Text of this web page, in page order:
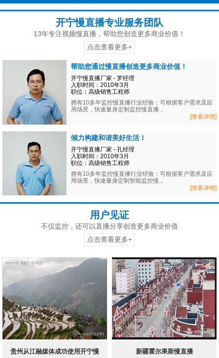
开宁慢直播专业服务团队
13年专注视频慢直播，帮助您创造更多商业价值！
点击查看更多+
帮助您通过慢直播创造更多商业价值！
开宁慢直播厂家 - 罗经理
入职时间：2010年3月
职位：高级销售工程师
拥有10多年监控慢直播行业经验；可根据客户需求及应
用场景，快速量身定制监控慢直播...
[查看详情]
倾力构建和谐美好生活！
开宁慢直播厂家 - 孔经理
入职时间：2010年3月
职位：高级销售工程师
拥有10多年监控慢直播行业经验；可根据客户需求及应
用场景，快速量身定制智能监控慢...
[查看详情]
用户见证
不仅监控，还可以直播分享创造更多商业价值
点击查看更多+
贵州从江融媒体成功使用开宁慢
新疆霍尔果斯慢直播